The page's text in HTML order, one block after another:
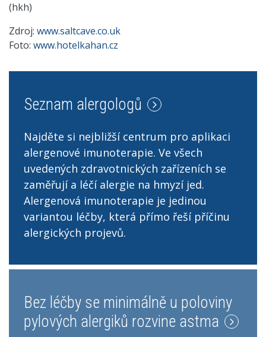
(hkh)
Zdroj: www.saltcave.co.uk
Foto: www.hotelkahan.cz
Seznam alergologů
Najděte si nejbližší centrum pro aplikaci
alergenové imunoterapie. Ve všech
uvedených zdravotnických zařízeních se
zaměřují a léčí alergie na hmyzí jed.
Alergenová imunoterapie je jedinou
variantou léčby, která přímo řeší příčinu
alergických projevů.
Bez léčby se minimálně u poloviny
pylových alergiků rozvine astma